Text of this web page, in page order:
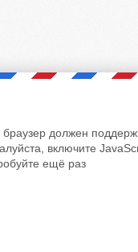
должен
включите
ещё раз